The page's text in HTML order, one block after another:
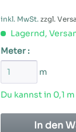
inkl. MwSt. zzgl.
Lagernd,
Meter :
m
Du kannst in 0,1
In den